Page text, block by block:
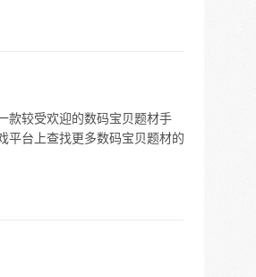
款较受欢迎的数码宝贝题材手
平台上查找更多数码宝贝题材的